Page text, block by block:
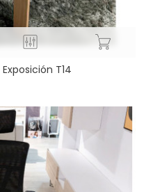
T14